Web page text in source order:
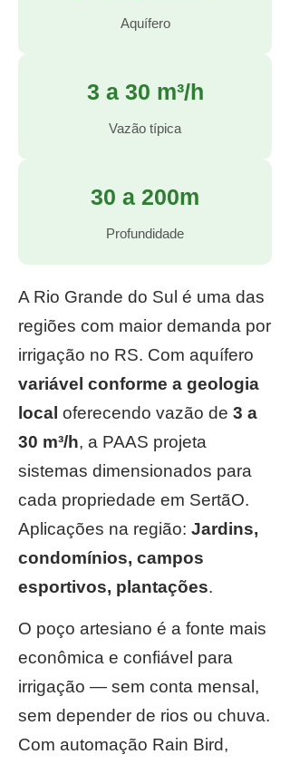
Aquífero
3 a 30 m³/h
Vazão típica
30 a 200m
Profundidade
A Rio Grande do Sul é uma das
regiões com maior demanda por
irrigação no RS. Com aquífero
variável conforme a geologia
local oferecendo vazão de 3 a
30 m³/h, a PAAS projeta
sistemas dimensionados para
cada propriedade em SertãO.
Aplicações na região: Jardins,
condomínios, campos
esportivos, plantações.
O poço artesiano é a fonte mais
econômica e confiável para
irrigação — sem conta mensal,
sem depender de rios ou chuva.
Com automação Rain Bird,